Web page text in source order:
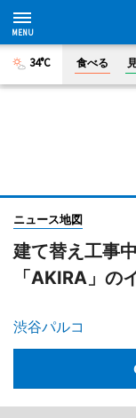
34°C 食べる
ニュース地図
建て替え工事
「AKIRA」の
渋谷パルコ